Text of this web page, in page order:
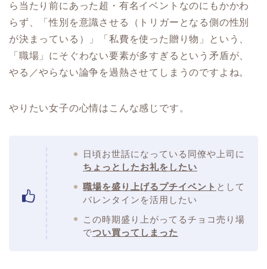
ら当たり前にあった超・有名イベントなのにもかかわ
らず、「性別を意識させる（トリガーとなる側の性別
が決まっている）」「私費を使った贈り物」という、
「職場」にそぐわない要素が多すぎるという矛盾が、
やる／やらない論争を過熱させてしまうのですよね。
やりたい女子の心情はこんな感じです。
日頃お世話になっている同僚や上司に
ちょっとしたお礼をしたい
職場を盛り上げるプチイベント として
バレンタインを活用したい
この時期盛り上がってるチョコ売り場
でつい買ってしまった